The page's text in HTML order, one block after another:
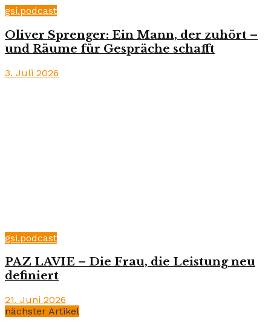
gsi.podcast
Oliver Sprenger: Ein Mann, der zuhört –
und Räume für Gespräche schafft
3. Juli 2026
gsi.podcast
PAZ LAVIE – Die Frau, die Leistung neu
definiert
21. Juni 2026
nächster Artikel